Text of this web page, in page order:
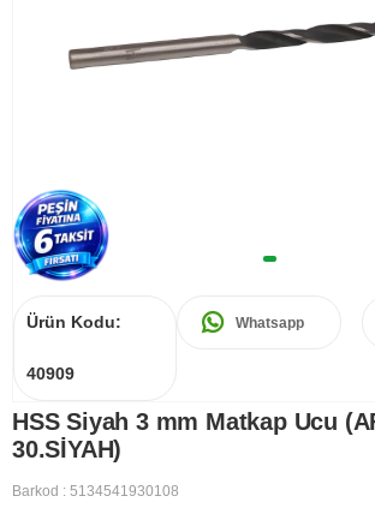
Ürün Kodu:
40909
Whatsapp
HSS Siyah 3 mm Matkap Ucu
30.SİYAH)
Barkod : 5134541930108